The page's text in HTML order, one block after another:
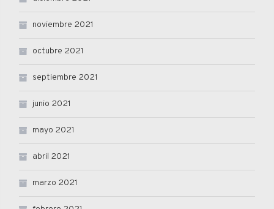
noviembre 2021
octubre 2021
septiembre 2021
junio 2021
mayo 2021
abril 2021
marzo 2021